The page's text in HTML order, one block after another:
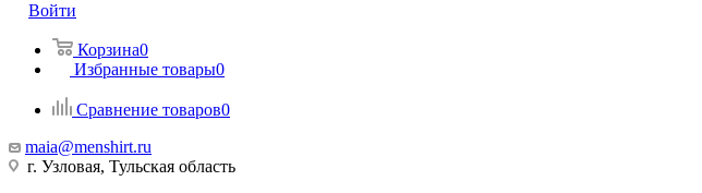
Войти
Корзина0
Избранные товары0
Сравнение товаров0
maia@menshirt.ru
г. Узловая, Тульская область